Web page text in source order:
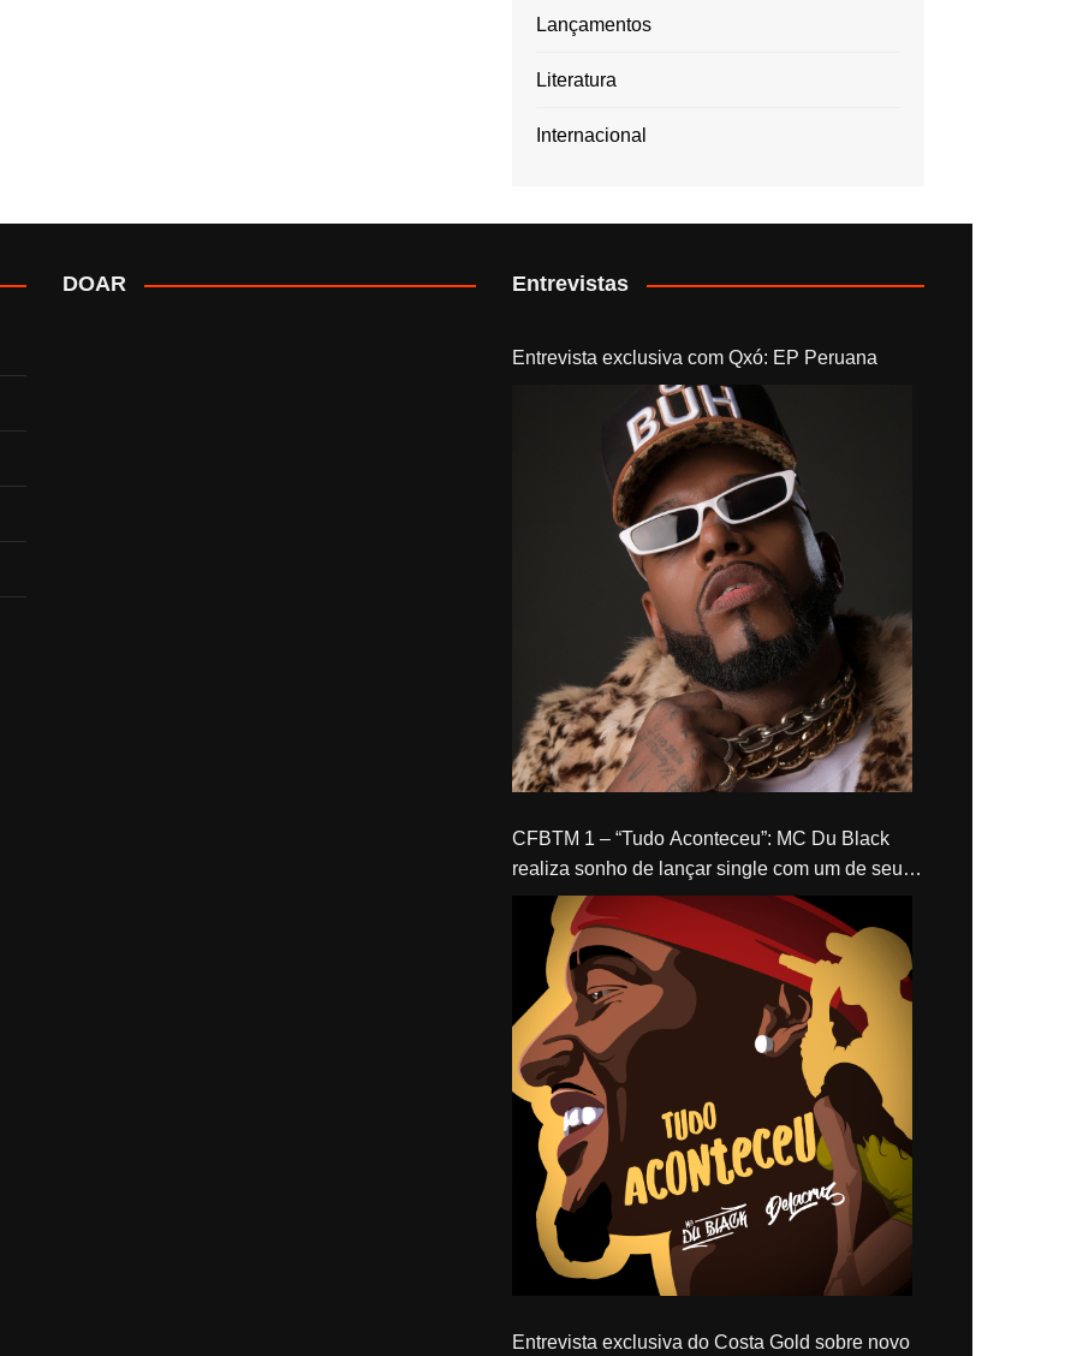
Lançamentos
Literatura
Internacional
DOAR Entrevistas
Entrevista exclusiva com Qxó: EP Peruana
CFBTM 1 – “Tudo Aconteceu”: MC Du Black
realiza sonho de lançar single com um de seus
ídolos, Delacruz
Entrevista exclusiva do Costa Gold sobre novo